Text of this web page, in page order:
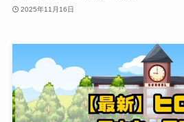
2025年11月16日